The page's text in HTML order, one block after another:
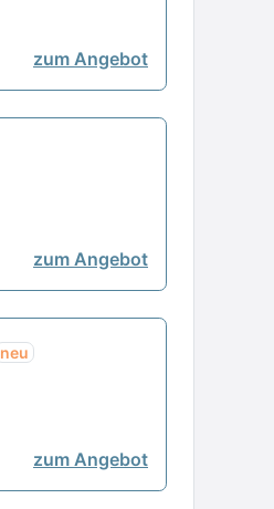
zum Angebot
zum Angebot
neu
zum Angebot